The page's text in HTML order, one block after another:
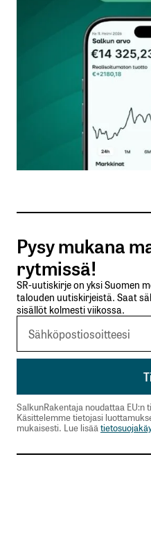
Kommentti*
Nimesi tai
Sähköpostiosoitteesi
Tilaa
Lähetä kommentti
Pysy mukana
rytmissä!
SR-uutiskirje on yksi Suomen
talouden uutiskirjeistä. Saat
sisällöt kolmesti viikossa.
SalkunRakentaja noudattaa EU:n
Käsittelemme tietojasi
mukaisesti. Lue lisää